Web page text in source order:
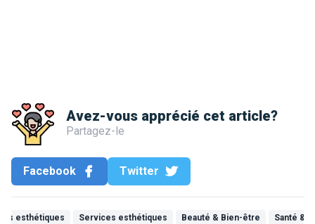
Avez-vous apprécié cet article?
Partagez-le
Facebook Twitter
esthétiques Services esthétiques Beauté & Bien-être Santé &